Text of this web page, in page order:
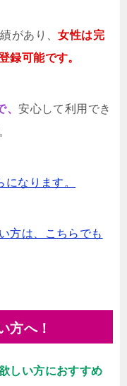
があり、女性は完
録可能です。
、安心して利用でき
なります。
方は、こちらでも
方へ！
しい方におすすめ